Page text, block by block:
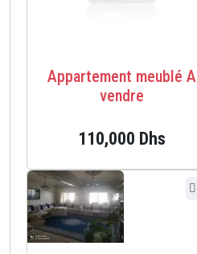
Appartement meublé A
vendre
110,000 Dhs